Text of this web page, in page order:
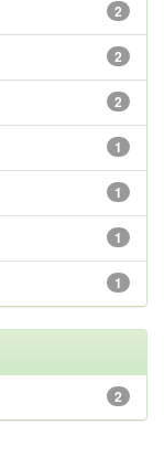
2
2
2
1
1
1
1
2